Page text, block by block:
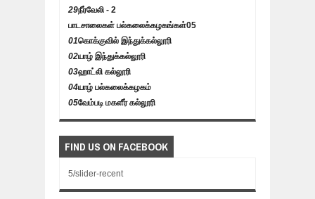
29நீர்வேலி - 2
பாடசாலைகள் பல்கலைக்கழகங்கள்05
01கொக்குவில் இந்துக்கல்லூரி
02யாழ் இந்துக்கல்லூரி
03ஹாட்லி கல்லூரி
04யாழ் பல்கலைக்கழகம்
05வேம்படி மகளீர் கல்லூரி
FIND US ON FACEBOOK
5/slider-recent